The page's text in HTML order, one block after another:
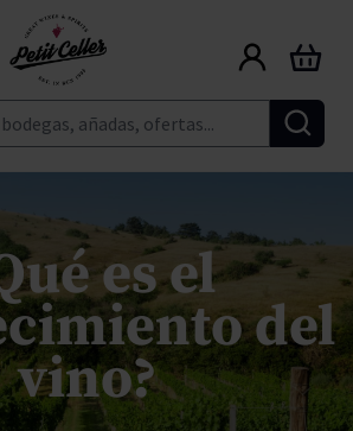
Carrito
es el
del
vino?